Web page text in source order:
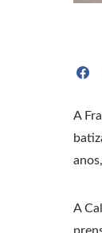
A
A